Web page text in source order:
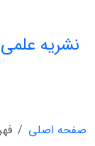
نشریه
صفحه اصلی